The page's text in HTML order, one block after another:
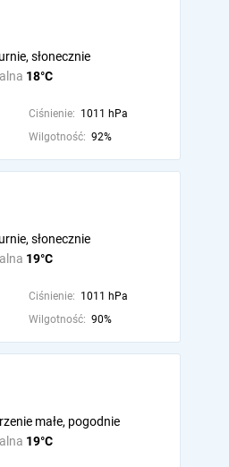
18°C
słonecznie
Ciśnienie: 1011 hPa
Wilgotność: 92%
19°C
słonecznie
Ciśnienie: 1011 hPa
Wilgotność: 90%
19°C
małe, pogodnie